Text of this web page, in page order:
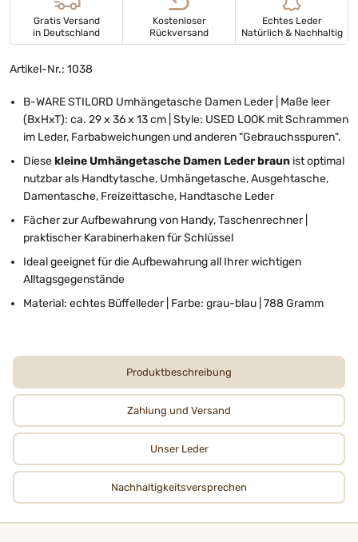
Gratis Versand
in Deutschland
Kostenloser
Rückversand
Echtes Leder
Natürlich & Nachhaltig
Artikel-Nr.: 1038
B-WARE STILORD Umhängetasche Damen Leder | Maße leer
(BxHxT): ca. 29 x 36 x 13 cm | Style: USED LOOK mit Schrammen
im Leder, Farbabweichungen und anderen "Gebrauchsspuren".
Diesekleine Umhängetasche Damen Leder braun ist optimal
nutzbar als Handtytasche, Umhängetasche, Ausgehtasche,
Damentasche, Freizeittasche, Handtasche Leder
Fächer zur Aufbewahrung von Handy, Taschenrechner |
praktischer Karabinerhaken für Schlüssel
Ideal geeignet für die Aufbewahrung all Ihrer wichtigen
Alltagsgegenstände
Material: echtes Büffelleder | Farbe: grau-blau | 788 Gramm
Produktbeschreibung
Zahlung und Versand
Unser Leder
Nachhaltigkeits­­­versprechen